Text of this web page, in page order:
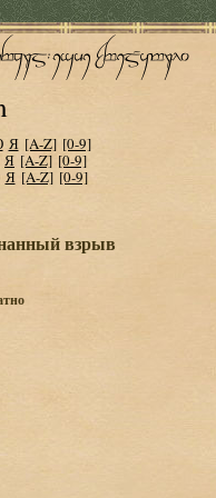
Я [A-Z] [0-9]
Я [A-Z] [0-9]
Я [A-Z] [0-9]
взрыв